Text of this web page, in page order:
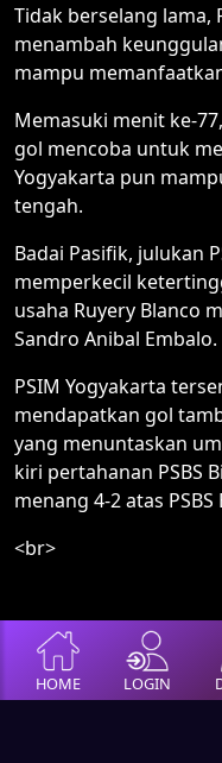
Tidak berselang lama,
menambah
mampu
Memasuki menit ke-
gol mencoba untuk
Yogyakarta pun
tengah.
Badai Pasifik, julukan
memperkecil
usaha Ruyery Blanco
Sandro Anibal Embalo.
PSIM Yogyakarta
mendapatkan gol
yang menuntaskan
kiri pertahanan PSBS
menang 4-2 atas PSBS
<br>
HOME LOGIN